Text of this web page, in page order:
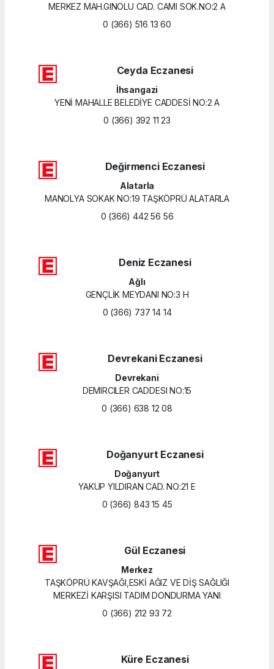
MERKEZ MAH.GINOLU CAD. CAMI SOK.NO:2 A
0 (366) 516 13 60
Ceyda Eczanesi
İhsangazi
YENİ MAHALLE BELEDİYE CADDESİ NO:2 A
0 (366) 392 11 23
Değirmenci Eczanesi
Alatarla
MANOLYA SOKAK NO:19 TAŞKÖPRÜ ALATARLA
0 (366) 442 56 56
Deniz Eczanesi
Ağlı
GENÇLİK MEYDANI NO:3 H
0 (366) 737 14 14
Devrekani Eczanesi
Devrekani
DEMIRCILER CADDESI NO:15
0 (366) 638 12 08
Doğanyurt Eczanesi
Doğanyurt
YAKUP YILDIRAN CAD. NO:21 E
0 (366) 843 15 45
Gül Eczanesi
Merkez
TAŞKÖPRÜ KAVŞAĞI,ESKİ AĞIZ VE DİŞ SAĞLIĞI
MERKEZİ KARŞISI TADIM DONDURMA YANI
0 (366) 212 93 72
Küre Eczanesi